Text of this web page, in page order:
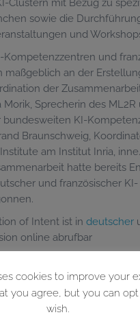
Clustern mit Bezug zu
sowie die
und
Kompetenzzentren und
maßgeblich an der
der
Morik, Sprecherin des ML2R
bundesweiten KI-
Braunschweig,
am Institut Inria,
hatte bereits
und französischer KI-
of Intent ist in deutscher
online abrufbar
cookies to improve your
you agree, but you can
wish.